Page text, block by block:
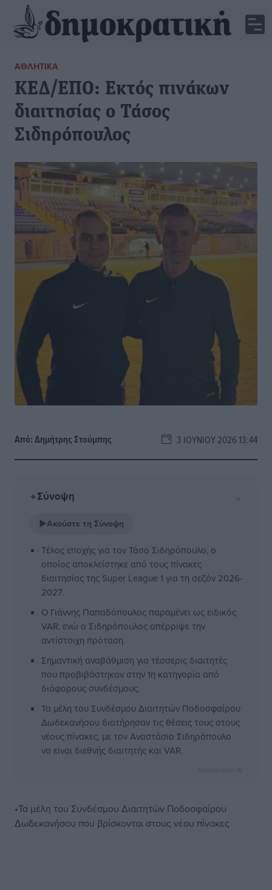
ΑΘΛΗΤΙΚΆ
ΚΕΔ/ΕΠΟ: Εκτός πινάκων
διαιτησίας ο Τάσος
Σιδηρόπουλος
Από:Δημήτρης Στούμπης 3 ΙΟΥΝΊΟΥ 2026 13:44
✦Σύνοψη ⌄
▶Ακούστε τη Σύνοψη
Τέλος εποχής για τον Τάσο Σιδηρόπουλο, ο
οποίος αποκλείστηκε από τους πίνακες
διαιτησίας της Super League 1 για τη σεζόν 2026-
2027.
Ο Γιάννης Παπαδόπουλος παραμένει ως ειδικός
VAR, ενώ ο Σιδηρόπουλος απέρριψε την
αντίστοιχη πρόταση.
Σημαντική αναβάθμιση για τέσσερις διαιτητές
που προβιβάστηκαν στην 1η κατηγορία από
διάφορους συνδέσμους.
Τα μέλη του Συνδέσμου Διαιτητών Ποδοσφαίρου
Δωδεκανήσου διατήρησαν τις θέσεις τους στους
νέους πίνακες, με τον Αναστάσιο Σιδηρόπουλο
να είναι διεθνής διαιτητής και VAR.
•Τα μέλη του Συνδέσμου Διαιτητών Ποδοσφαίρου
Δωδεκανήσου που βρίσκονται στους νέου πίνακες